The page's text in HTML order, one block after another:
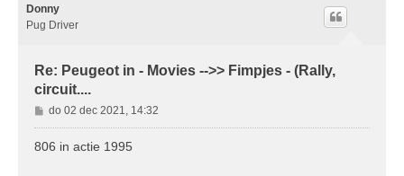
Donny
Pug Driver
Re: Peugeot in - Movies -->> Fimpjes - (Rally,
circuit....
B
e
r
do 02 dec 2021, 14:32
806 in actie 1995